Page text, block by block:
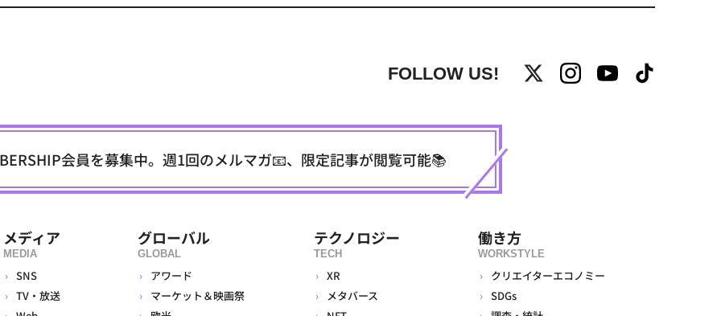
FOLLOW US!
会員を募集中。週1回のメルマガ📧、限定記事が閲覧可能📚
メディア
MEDIA
SNS
TV・放送
グローバル
GLOBAL
アワード
マーケット＆映画祭
テクノロジー
TECH
XR
メタバース
働き方
WORKSTYLE
クリエイターエコノミー
SDGs